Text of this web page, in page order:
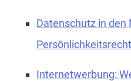
Datenschutz in den
Internetwerbung: